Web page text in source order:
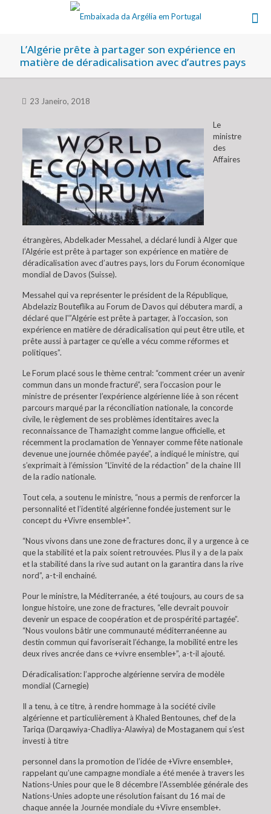
L’Algérie prête à partager son expérience en
matière de déradicalisation avec d’autres pays
23 Janeiro, 2018
Le
ministre
des
Affaires
étrangères, Abdelkader Messahel, a déclaré lundi à Alger que
l’Algérie est prête à partager son expérience en matière de
déradicalisation avec d’autres pays, lors du Forum économique
mondial de Davos (Suisse).
Messahel qui va représenter le président de la République,
Abdelaziz Bouteflika au Forum de Davos qui débutera mardi, a
déclaré que l'”Algérie est prête à partager, à l’occasion, son
expérience en matière de déradicalisation qui peut être utile, et
prête aussi à partager ce qu’elle a vécu comme réformes et
politiques”.
Le Forum placé sous le thème central: “comment créer un avenir
commun dans un monde fracturé”, sera l’occasion pour le
ministre de présenter l’expérience algérienne liée à son récent
parcours marqué par la réconciliation nationale, la concorde
civile, le règlement de ses problèmes identitaires avec la
reconnaissance de Thamazight comme langue officielle, et
récemment la proclamation de Yennayer comme fête nationale
devenue une journée chômée payée”, a indiqué le ministre, qui
s’exprimait à l’émission “L’invité de la rédaction” de la chaine III
de la radio nationale.
Tout cela, a soutenu le ministre, “nous a permis de renforcer la
personnalité et l’identité algérienne fondée justement sur le
concept du +Vivre ensemble+”.
“Nous vivons dans une zone de fractures donc, il y a urgence à ce
que la stabilité et la paix soient retrouvées. Plus il y a de la paix
et la stabilité dans la rive sud autant on la garantira dans la rive
nord”, a-t-il enchainé.
Pour le ministre, la Méditerranée, a été toujours, au cours de sa
longue histoire, une zone de fractures, “elle devrait pouvoir
devenir un espace de coopération et de prospérité partagée”.
“Nous voulons bâtir une communauté méditerranéenne au
destin commun qui favoriserait l’échange, la mobilité entre les
deux rives ancrée dans ce +vivre ensemble+”, a-t-il ajouté.
Déradicalisation: l’approche algérienne servira de modèle
mondial (Carnegie)
Il a tenu, à ce titre, à rendre hommage à la société civile
algérienne et particulièrement à Khaled Bentounes, chef de la
Tariqa (Darqawiya-Chadliya-Alawiya) de Mostaganem qui s’est
investi à titre
personnel dans la promotion de l’idée de +Vivre ensemble+,
rappelant qu’une campagne mondiale a été menée à travers les
Nations-Unies pour que le 8 décembre l’Assemblée générale des
Nations-Unies adopte une résolution faisant du 16 mai de
chaque année la Journée mondiale du +Vivre ensemble+.